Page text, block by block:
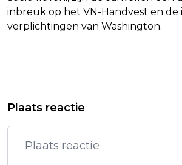
inbreuk op het VN-Handvest en
verplichtingen van Washington.
AFHANKELIJK VAN
WEST-EUROPA HETER DAN
JUNI: 3 GRADEN WARMER
GEMIDDELD
Plaats reactie